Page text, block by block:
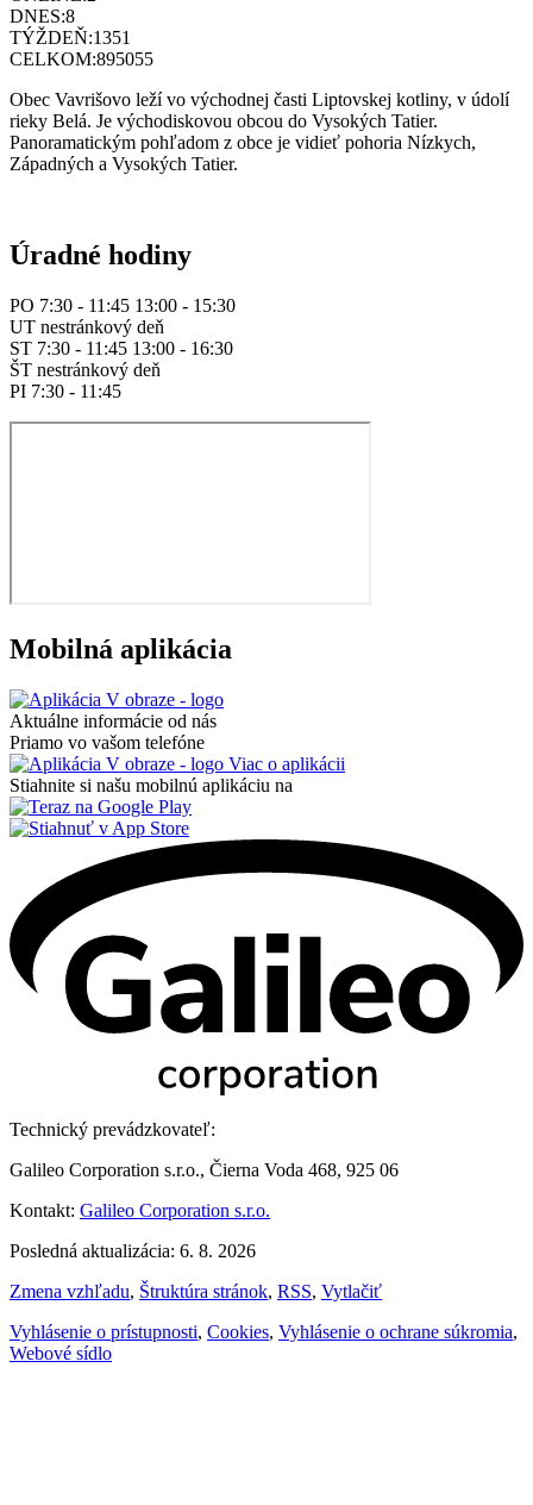
DNES:8
TÝŽDEŇ:1351
CELKOM:895055
Obec Vavrišovo leží vo východnej časti Liptovskej kotliny, v údolí
rieky Belá. Je východiskovou obcou do Vysokých Tatier.
Panoramatickým pohľadom z obce je vidieť pohoria Nízkych,
Západných a Vysokých Tatier.
Úradné hodiny
PO 7:30 - 11:45 13:00 - 15:30
UT nestránkový deň
ST 7:30 - 11:45 13:00 - 16:30
ŠT nestránkový deň
PI 7:30 - 11:45
Mobilná aplikácia
Aktuálne informácie od nás
Priamo vo vašom telefóne
Viac o aplikácii
Stiahnite si našu mobilnú aplikáciu na
Technický prevádzkovateľ:
Galileo Corporation s.r.o., Čierna Voda 468, 925 06
Kontakt: Galileo Corporation s.r.o.
Posledná aktualizácia: 6. 8. 2026
Zmena vzhľadu, Štruktúra stránok, RSS, Vytlačiť
Vyhlásenie o prístupnosti, Cookies, Vyhlásenie o ochrane súkromia,
Webové sídlo